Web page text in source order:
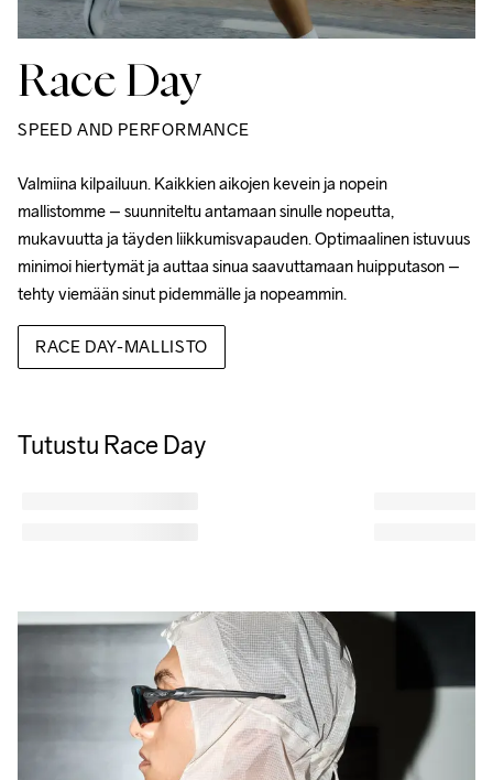
Race Day
SPEED AND PERFORMANCE
Valmiina kilpailuun. Kaikkien aikojen kevein ja nopein
mallistomme – suunniteltu antamaan sinulle nopeutta,
mukavuutta ja täyden liikkumisvapauden. Optimaalinen istuvuus
minimoi hiertymät ja auttaa sinua saavuttamaan huipputason –
tehty viemään sinut pidemmälle ja nopeammin.
RACE DAY-MALLISTO
Tutustu Race Day